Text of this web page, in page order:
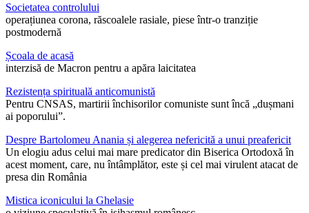
Societatea controlului
operațiunea corona, răscoalele rasiale, piese într-o tranziție
postmodernă
Școala de acasă
interzisă de Macron pentru a apăra laicitatea
Rezistența spirituală anticomunistă
Pentru CNSAS, martirii închisorilor comuniste sunt încă „dușmani
ai poporului”.
Despre Bartolomeu Anania și alegerea nefericită a unui preafericit
Un elogiu adus celui mai mare predicator din Biserica Ortodoxă în
acest moment, care, nu întâmplător, este și cel mai virulent atacat de
presa din România
Mistica iconicului la Ghelasie